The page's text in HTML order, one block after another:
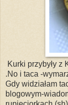
Kurki przybyły z
.No i taca -
Gdy widziałam
blogowym-